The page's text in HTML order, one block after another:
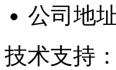
公司地
技术支持：